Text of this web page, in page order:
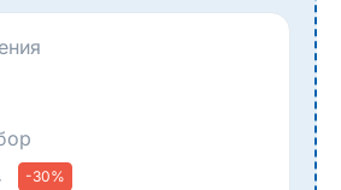
-30%